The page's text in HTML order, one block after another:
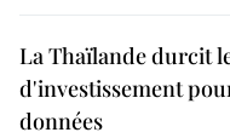
La Thaïlande durcit
d'investissement
données